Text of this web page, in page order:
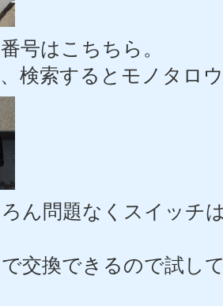
号はこちちら。
検索するとモノタロ
ん問題なくスイッチ
交換できるので試し